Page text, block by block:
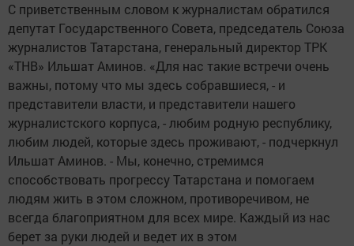
С приветственным словом к журналистам обратился
депутат Государственного Совета, председатель Союза
журналистов Татарстана, генеральный директор ТРК
«ТНВ» Ильшат Аминов. «Для нас такие встречи очень
важны, потому что мы здесь собравшиеся, - и
представители власти, и представители нашего
журналистского корпуса, - любим родную республику,
любим людей, которые здесь проживают, - подчеркнул
Ильшат Аминов. - Мы, конечно, стремимся
способствовать прогрессу Татарстана и помогаем
людям жить в этом сложном, противоречивом, не
всегда благоприятном для всех мире. Каждый из нас
берет за руки людей и ведет их в этом